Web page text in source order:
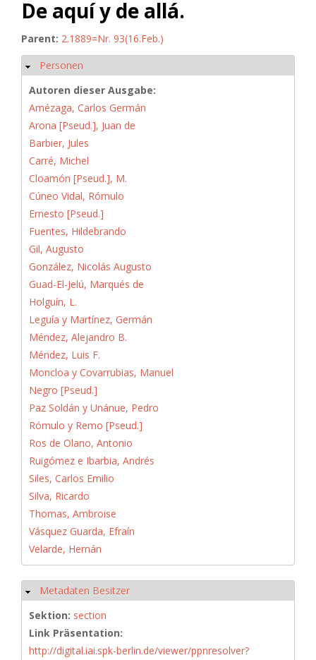
De aquí y de allá.
Parent: 2.1889=Nr. 93(16.Feb.)
Ausblenden
Personen
Autoren dieser Ausgabe:
Amézaga, Carlos Germán
Arona [Pseud.], Juan de
Barbier, Jules
Carré, Michel
Cloamón [Pseud.], M.
Cúneo Vidal, Rómulo
Ernesto [Pseud.]
Fuentes, Hildebrando
Gil, Augusto
González, Nicolás Augusto
Guad-El-Jelú, Marqués de
Holguín, L.
Leguía y Martínez, Germán
Méndez, Alejandro B.
Méndez, Luis F.
Moncloa y Covarrubias, Manuel
Negro [Pseud.]
Paz Soldán y Unánue, Pedro
Rómulo y Remo [Pseud.]
Ros de Olano, Antonio
Ruigómez e Ibarbia, Andrés
Siles, Carlos Emilio
Silva, Ricardo
Thomas, Ambroise
Vásquez Guarda, Efraín
Velarde, Hernán
Ausblenden
Metadaten Besitzer
Sektion: section
Link Präsentation:
http://digital.iai.spk-berlin.de/viewer/ppnresolver?